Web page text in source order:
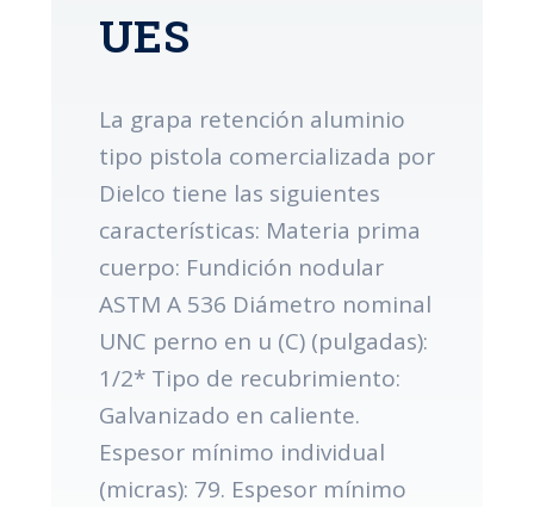
UES
La grapa retención aluminio
tipo pistola comercializada por
Dielco tiene las siguientes
características: Materia prima
cuerpo: Fundición nodular
ASTM A 536 Diámetro nominal
UNC perno en u (C) (pulgadas):
1/2* Tipo de recubrimiento:
Galvanizado en caliente.
Espesor mínimo individual
(micras): 79. Espesor mínimo